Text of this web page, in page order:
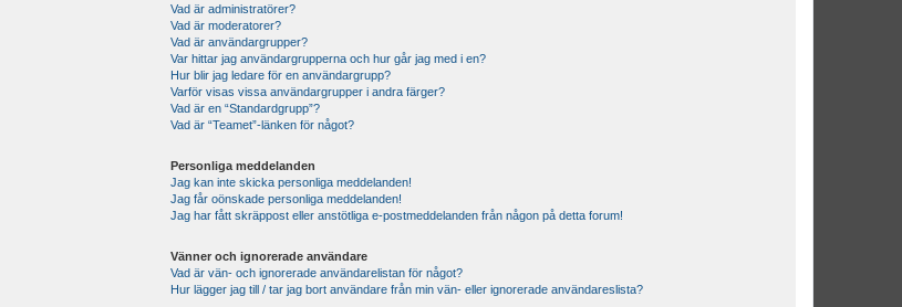
Vad är administratörer?
Vad är moderatorer?
Vad är användargrupper?
Var hittar jag användargrupperna och hur går jag med i en?
Hur blir jag ledare för en användargrupp?
Varför visas vissa användargrupper i andra färger?
Vad är en “Standardgrupp”?
Vad är “Teamet”-länken för något?
Personliga meddelanden
Jag kan inte skicka personliga meddelanden!
Jag får oönskade personliga meddelanden!
Jag har fått skräppost eller anstötliga e-postmeddelanden från någon på detta forum!
Vänner och ignorerade användare
Vad är vän- och ignorerade användarelistan för något?
Hur lägger jag till / tar jag bort användare från min vän- eller ignorerade användareslista?